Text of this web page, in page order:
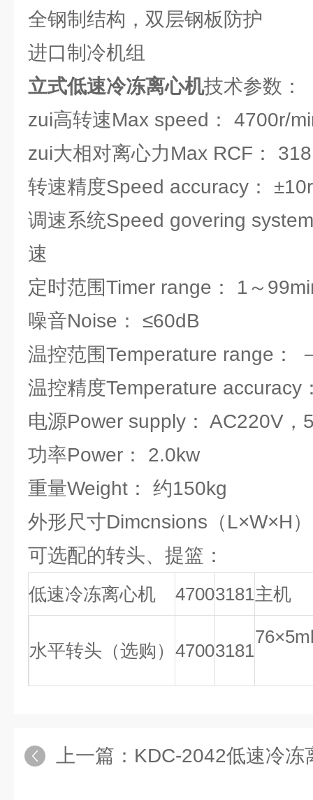
全钢制结构，双层钢板防护
进口制冷机组
立式低速冷冻离心机技术参数：
zui高转速Max speed： 4700r/
zui大相对离心力Max RCF：
转速精度Speed accuracy：
调速系统Speed govering
速
定时范围Timer range： 1～
噪音Noise： ≤60dB
温控范围Temperature range：
温控精度Temperature
电源Power supply： AC220V，
功率Power： 2.0kw
重量Weight： 约150kg
外形尺寸Dimcnsions（L×W×H
可选配的转头、提篮：
低速冷冻离心机 47003181主机
水平转头（选购） 47003181
上一篇： KDC-2042低速冷冻